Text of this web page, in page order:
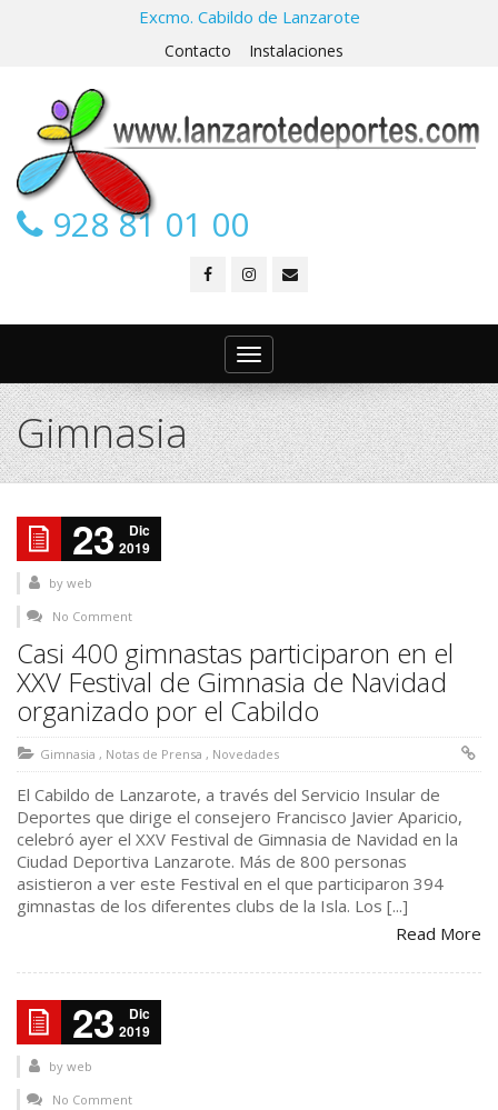
Excmo. Cabildo de Lanzarote
Contacto Instalaciones
928 81 01 00
Toggle
navigation
Gimnasia
23
Dic
2019
by web
No Comment
Casi 400 gimnastas participaron en el
XXV Festival de Gimnasia de Navidad
organizado por el Cabildo
Gimnasia , Notas de Prensa , Novedades
El Cabildo de Lanzarote, a través del Servicio Insular de
Deportes que dirige el consejero Francisco Javier Aparicio,
celebró ayer el XXV Festival de Gimnasia de Navidad en la
Ciudad Deportiva Lanzarote. Más de 800 personas
asistieron a ver este Festival en el que participaron 394
gimnastas de los diferentes clubs de la Isla. Los [...]
Read More
23
Dic
2019
by web
No Comment